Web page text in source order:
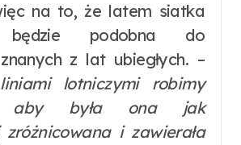
na to, że latem siatka
będzie podobna do
z lat ubiegłych. –
lotniczymi robimy
aby była ona jak
i zawierała